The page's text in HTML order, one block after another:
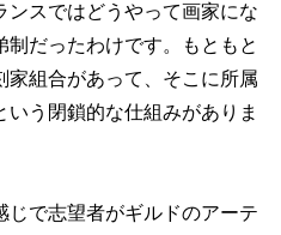
ンスではどうやって画家にな
だったわけです。もともと
家組合があって、そこに所属
う閉鎖的な仕組みがありま
じで志望者がギルドのアーテ